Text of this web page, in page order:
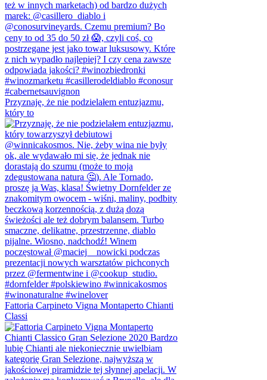
Przyznaję, że nie podzielałem entuzjazmu,
który to
Fattoria Carpineto Vigna Montaperto Chianti
Classi